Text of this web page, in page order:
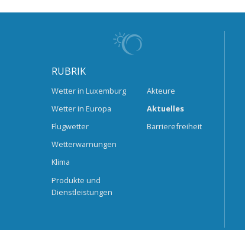
RUBRIK
Wetter in Luxemburg
Wetter in Europa
Flugwetter
Wetterwarnungen
Klima
Produkte und
Dienstleistungen
Akteure
Aktuelles
Barrierefreiheit